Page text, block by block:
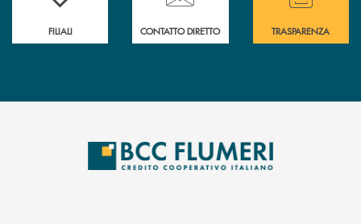
FILIALI CONTATTO DIRETTO TRASPARENZA